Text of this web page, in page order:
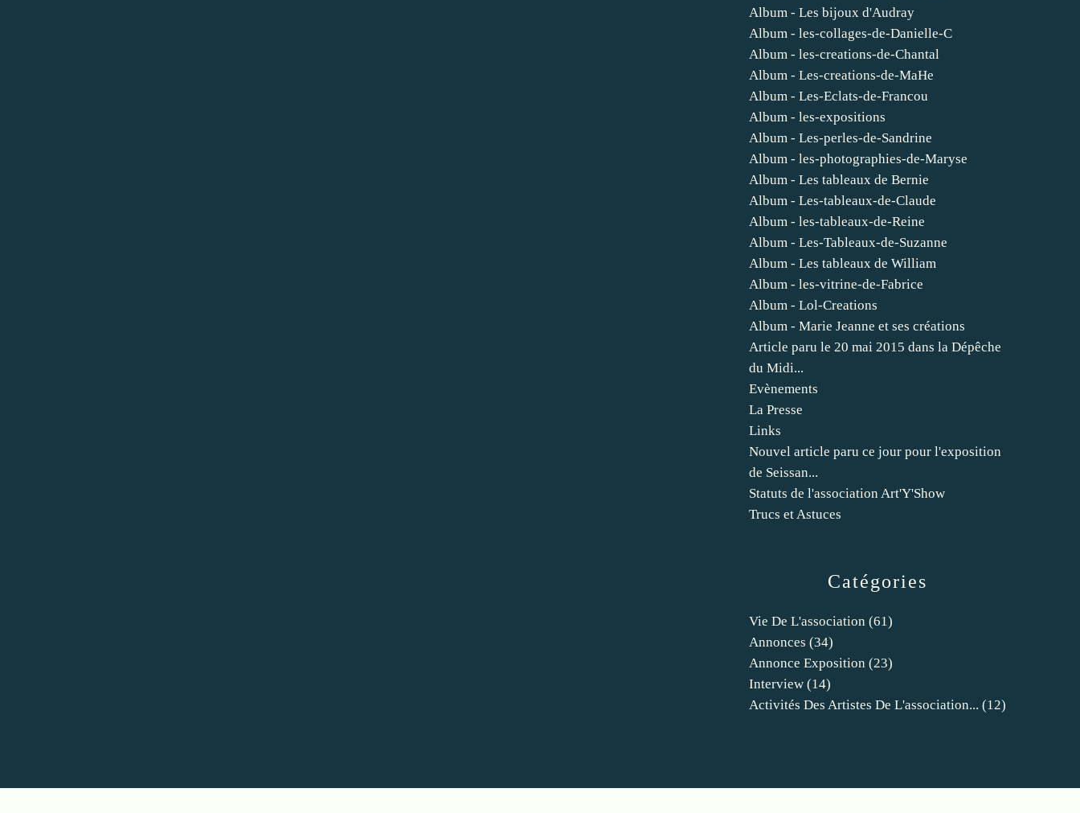
Catégories
Vie De L'association (61)
Annonces (34)
Annonce Exposition (23)
Interview (14)
Activités Des Artistes De L'association... (12)
Album - Les bijoux d'Audray
Album - les-collages-de-Danielle-C
Album - les-creations-de-Chantal
Album - Les-creations-de-MaHe
Album - Les-Eclats-de-Francou
Album - les-expositions
Album - Les-perles-de-Sandrine
Album - les-photographies-de-Maryse
Album - Les tableaux de Bernie
Album - Les-tableaux-de-Claude
Album - les-tableaux-de-Reine
Album - Les-Tableaux-de-Suzanne
Album - Les tableaux de William
Album - les-vitrine-de-Fabrice
Album - Lol-Creations
Album - Marie Jeanne et ses créations
Article paru le 20 mai 2015 dans la Dépêche
du Midi...
Evènements
La Presse
Links
Nouvel article paru ce jour pour l'exposition
de Seissan...
Statuts de l'association Art'Y'Show
Trucs et Astuces